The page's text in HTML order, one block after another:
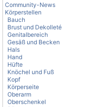
Community-News
Körperstellen
Bauch
Brust und Dekolleté
Genitalbereich
Gesäß und Becken
Hals
Hand
Hüfte
Knöchel und Fuß
Kopf
Körperseite
Oberarm
Oberschenkel